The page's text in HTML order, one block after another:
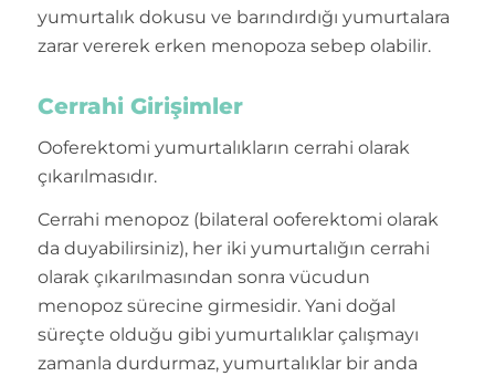
yumurtalık dokusu ve barındırdığı yumurtalara
zarar vererek erken menopoza sebep olabilir.
Cerrahi Girişimler
Ooferektomi yumurtalıkların cerrahi olarak
çıkarılmasıdır.
Cerrahi menopoz (bilateral ooferektomi olarak
da duyabilirsiniz), her iki yumurtalığın cerrahi
olarak çıkarılmasından sonra vücudun
menopoz sürecine girmesidir. Yani doğal
süreçte olduğu gibi yumurtalıklar çalışmayı
zamanla durdurmaz, yumurtalıklar bir anda